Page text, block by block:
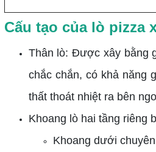
Cấu tạo của lò pizza
Thân lò: Được xây bằng
chắc chắn, có khả năng
thất thoát nhiệt ra bên
Khoang lò hai tầng riêng
Khoang dưới